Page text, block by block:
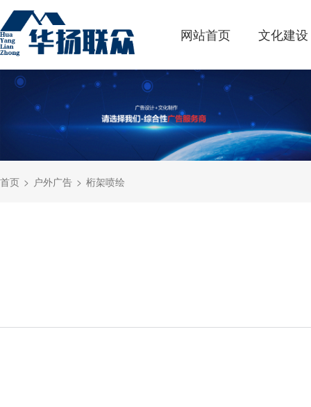
网站首页 文化建设
首页 户外广告 桁架喷绘